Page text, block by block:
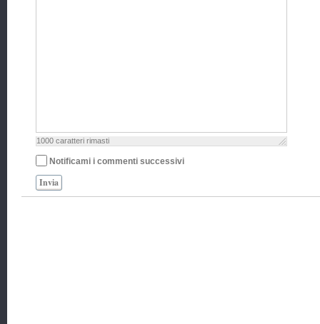
1000 caratteri rimasti
Notificami i commenti successivi
Invia